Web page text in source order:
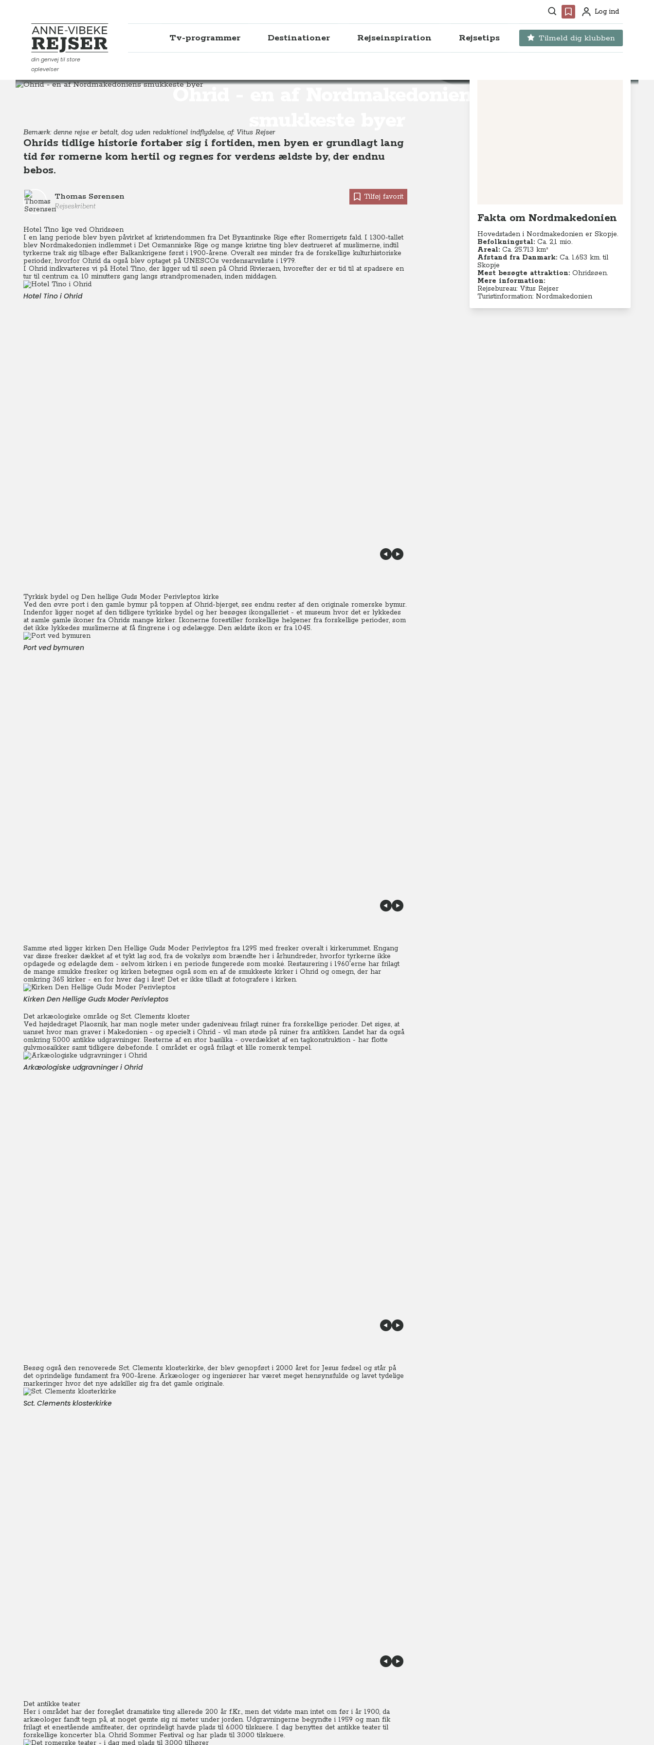
Søg Favoritter
ProfilLog ind
Anne-Vibeke Rejser
din genvej til store
oplevelser
Tv-programmer Destinationer Rejseinspiration Rejsetips Tilmeld dig klubben
Ohrid - en af Nordmakedoniens
Destinationer
Bemærk: denne rejse er betalt, dog uden redaktionel indflydelse, af: Vitus Rejser
Ohrids tidlige historie fortaber sig i fortiden, men byen er grundlagt lang
tid før romerne kom hertil og regnes for verdens ældste by, der endnu
bebos.
Thomas Sørensen
Rejseskribent
Tilføj favorit
Hotel Tino lige ved Ohridsøen
I en lang periode blev byen påvirket af kristendommen fra Det Byzantinske Rige efter Romerrigets fald. I 1300-tallet
blev Nordmakedonien indlemmet i Det Osmanniske Rige og mange kristne ting blev destrueret af muslimerne, indtil
tyrkerne trak sig tilbage efter Balkankrigene først i 1900-årene. Overalt ses minder fra de forskellige kulturhistoriske
perioder, hvorfor Ohrid da også blev optaget på UNESCOs verdensarvsliste i 1979.
I Ohrid indkvarteres vi på Hotel Tino, der ligger ud til søen på Ohrid Rivieraen, hvorefter der er tid til at spadsere en
tur til centrum ca. 10 minutters gang langs strandpromenaden, inden middagen.
Hotel Tino i Ohrid
Tyrkisk bydel og Den hellige Guds Moder Perivleptos kirke
Ved den øvre port i den gamle bymur på toppen af Ohrid-bjerget, ses endnu rester af den originale romerske bymur.
Indenfor ligger noget af den tidligere tyrkiske bydel og her besøges ikongalleriet - et museum hvor det er lykkedes
at samle gamle ikoner fra Ohrids mange kirker. Ikonerne forestiller forskellige helgener fra forskellige perioder, som
det ikke lykkedes muslimerne at få fingrene i og ødelægge. Den ældste ikon er fra 1045.
Port ved bymuren
Samme sted ligger kirken Den Hellige Guds Moder Perivleptos fra 1295 med fresker overalt i kirkerummet. Engang
var disse fresker dækket af et tykt lag sod, fra de vokslys som brændte her i århundreder, hvorfor tyrkerne ikke
opdagede og ødelagde dem - selvom kirken i en periode fungerede som moské. Restaurering i 1960'erne har frilagt
de mange smukke fresker og kirken betegnes også som en af de smukkeste kirker i Ohrid og omegn, der har
omkring 365 kirker - en for hver dag i året! Det er ikke tilladt at fotografere i kirken.
Kirken Den Hellige Guds Moder Perivleptos
Det arkæologiske område og Sct. Clements kloster
Ved højdedraget Plaosnik, har man nogle meter under gadeniveau frilagt ruiner fra forskellige perioder. Det siges, at
uanset hvor man graver i Makedonien - og specielt i Ohrid - vil man støde på ruiner fra antikken. Landet har da også
omkring 5.000 antikke udgravninger. Resterne af en stor basilika - overdækket af en tagkonstruktion - har flotte
gulvmosaikker samt tidligere døbefonde. I området er også frilagt et lille romersk tempel.
Arkæologiske udgravninger i Ohrid
Besøg også den renoverede Sct. Clements klosterkirke, der blev genopført i 2000 året for Jesus fødsel og står på
det oprindelige fundament fra 900-årene. Arkæologer og ingeniører har været meget hensynsfulde og lavet tydelige
markeringer hvor det nye adskiller sig fra det gamle originale.
Sct. Clements klosterkirke
Det antikke teater
Her i området har der foregået dramatiske ting allerede 200 år f.Kr., men det vidste man intet om før i år 1900, da
arkæologer fandt tegn på, at noget gemte sig ni meter under jorden. Udgravningerne begyndte i 1959 og man fik
frilagt et enestående amfiteater, der oprindeligt havde plads til 6.000 tilskuere. I dag benyttes det antikke teater til
forskellige koncerter bl.a. Ohrid Sommer Festival og har plads til 3.000 tilskuere.
Fakta om Nordmakedonien
Hovedstaden i Nordmakedonien er Skopje.
Befolkningstal: Ca. 2,1 mio.
Areal: Ca. 25.713 km²
Afstand fra Danmark: Ca. 1.653 km. til
Skopje
Mest besøgte attraktion: Ohridsøen.
Mere information:
Rejsebureau: Vitus Rejser
Turistinformation: Nordmakedonien